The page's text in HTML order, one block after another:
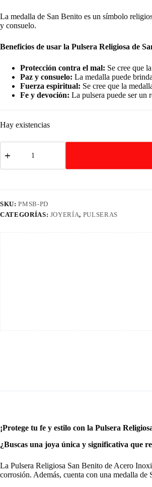
La medalla de San Benito es un símbolo
y consuelo.
Beneficios de usar la Pulsera Religiosa de
Protección contra el mal: Se cree que
Paz y consuelo: La medalla puede
Fuerza espiritual: Se cree que la
Fe y devoción: La pulsera puede ser un
Hay existencias
Pulsera
Religiosa
Benito
SKU:PMSB-PD
CATEGORÍAS: JOYERÍA, PULSERAS
¡Protege tu fe y estilo con la Pulsera
¿Buscas una joya única y significativa que
La Pulsera Religiosa San Benito de Acero
corrosión. Además, cuenta con una medalla